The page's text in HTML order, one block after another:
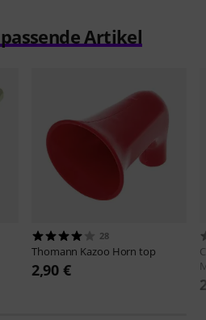
Artikel
28
Thomann Kazoo Horn top
2,90 €